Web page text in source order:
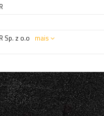
Sp. z o.o mais